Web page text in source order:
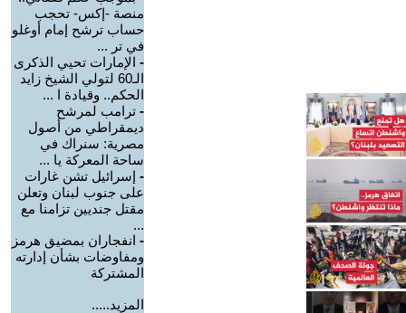
منصة -إكس- تحجب
حساب ترشح إمام أوغلو
في تر ...
- الإمارات تحيي الذكرى
الـ60 لتولي الشيخ زايد
الحكم.. وقيادة ا ...
- ترامب لمرشح
ديمقراطي من أصول
مصرية: سنراك في
ساحة المعركة يا ...
- إسرائيل تشن غارات
على جنوب لبنان وتعلن
مقتل جنديين تزامنا مع
...
- انفجاران بمضيق هرمز
ومفاوضات بشأن إدارته
المشتركة
المزيد.....